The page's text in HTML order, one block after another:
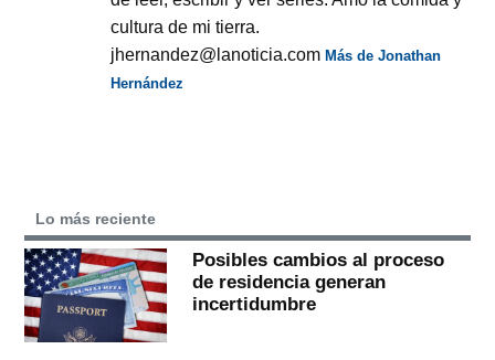
cultura de mi tierra.
jhernandez@lanoticia.comMás de Jonathan
Hernández
Lo más reciente
Posibles cambios al proceso
de residencia generan
incertidumbre